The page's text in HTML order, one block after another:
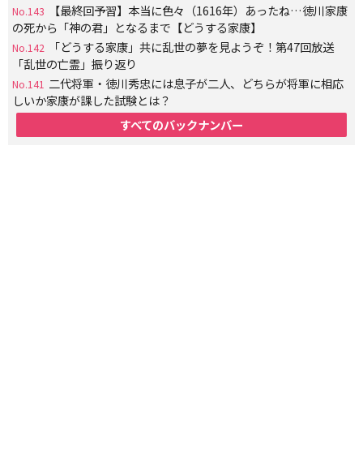
No.143
【最終回予習】本当に色々（1616年）あったね…徳川家康
の死から「神の君」となるまで【どうする家康】
No.142
「どうする家康」共に乱世の夢を見ようぞ！第47回放送
「乱世の亡霊」振り返り
No.141 二代将軍・徳川秀忠には息子が二人、どちらが将軍に相応
しいか家康が課した試験とは？
すべてのバックナンバー